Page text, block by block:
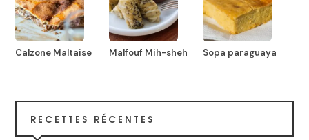
Calzone Maltaise Malfouf Mih-sheh Sopa paraguaya
RECETTES RÉCENTES